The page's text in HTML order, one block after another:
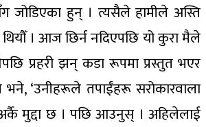
जोडिएका हुन् । त्यसैले हामीले अस्ति
। आज छिर्न नदिएपछि यो कुरा मैले
प्रहरी झन् कडा रूपमा प्रस्तुत भएर
भने, ‘उनीहरूले तपाईंहरू सरोकारवाला
मुद्दा छ । पछि आउनुस् । अहिलेलाई